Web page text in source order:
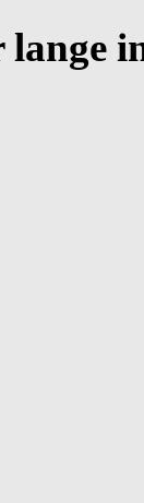
lange